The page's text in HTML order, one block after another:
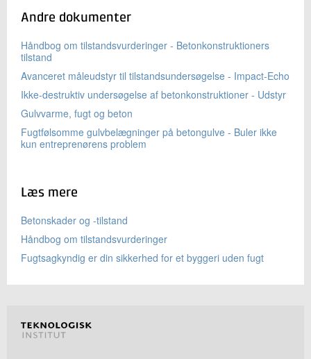
Andre dokumenter
Håndbog om tilstandsvurderinger - Betonkonstruktioners
tilstand
Avanceret måleudstyr til tilstandsundersøgelse - Impact-Echo
Ikke-destruktiv undersøgelse af betonkonstruktioner - Udstyr
Gulvvarme, fugt og beton
Fugtfølsomme gulvbelægninger på betongulve - Buler ikke
kun entreprenørens problem
Læs mere
Betonskader og -tilstand
Håndbog om tilstandsvurderinger
Fugtsagkyndig er din sikkerhed for et byggeri uden fugt